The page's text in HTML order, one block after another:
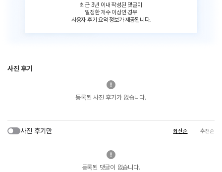
최근 3년 이내 작성된 댓글이
일정한 개수 이상인 경우
사용자 후기 요약 정보가 제공됩니다.
사진 후기
등록된 사진 후기가 없습니다.
사진 후기만 최신순 추천순
등록된 댓글이 없습니다.